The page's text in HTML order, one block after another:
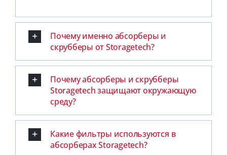
Почему именно абсорберы и
скрубберы от Storagetech?
Почему абсорберы и скрубберы
Storagetech защищают окружающую
среду?
Какие фильтры используются в
абсорберах Storagetech?